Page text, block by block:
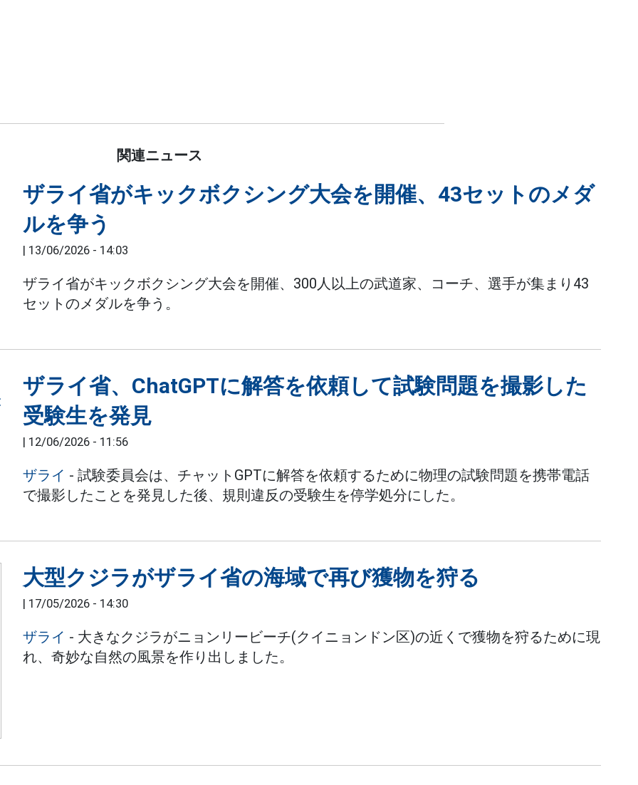
関連ニュース
ザライ省がキックボクシング大会を開催、43セットのメダ
ルを争う
| 13/06/2026 - 14:03
ザライ省がキックボクシング大会を開催、300人以上の武道家、コーチ、選手が集まり43
セットのメダルを争う。
ザライ省、ChatGPTに解答を依頼して試験問題を撮影した
受験生を発見
| 12/06/2026 - 11:56
ザライ - 試験委員会は、チャットGPTに解答を依頼するために物理の試験問題を携帯電話
で撮影したことを発見した後、規則違反の受験生を停学処分にした。
大型クジラがザライ省の海域で再び獲物を狩る
| 17/05/2026 - 14:30
ザライ - 大きなクジラがニョンリービーチ(クイニョンドン区)の近くで獲物を狩るために現
れ、奇妙な自然の風景を作り出しました。